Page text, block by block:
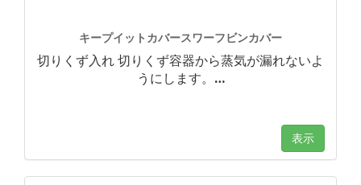
キープイットカバースワーフビンカバー
切りくず入れ 切りくず容器から蒸気が漏れないよ
うにします。 …
表示